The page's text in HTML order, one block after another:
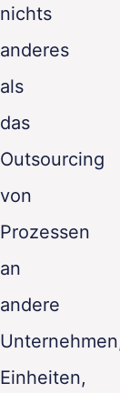
nichts
anderes
als
das
Outsourcing
von
Prozessen
an
andere
Einheiten,